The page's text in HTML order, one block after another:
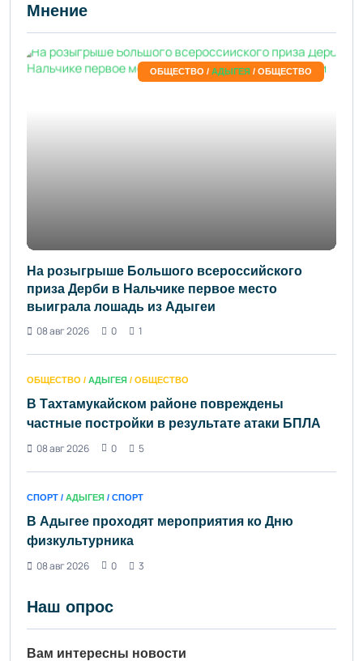
Мнение
ОБЩЕСТВО / АДЫГЕЯ / ОБЩЕСТВО
На розыгрыше Большого всероссийского
приза Дерби в Нальчике первое место
выиграла лошадь из Адыгеи
08 авг 2026
0 1
ОБЩЕСТВО / АДЫГЕЯ / ОБЩЕСТВО
В Тахтамукайском районе повреждены
частные постройки в результате атаки БПЛА
08 авг 2026
0 5
СПОРТ / АДЫГЕЯ / СПОРТ
В Адыгее проходят мероприятия ко Дню
физкультурника
08 авг 2026
0 3
Наш опрос
Вам интересны новости